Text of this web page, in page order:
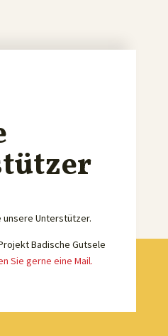
unsere Unterstützer.
Badische Gutsele
Sie gerne eine Mail.